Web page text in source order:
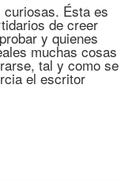
Ésta es
de creer
y quienes
muchas cosas
tal y como se
el escritor